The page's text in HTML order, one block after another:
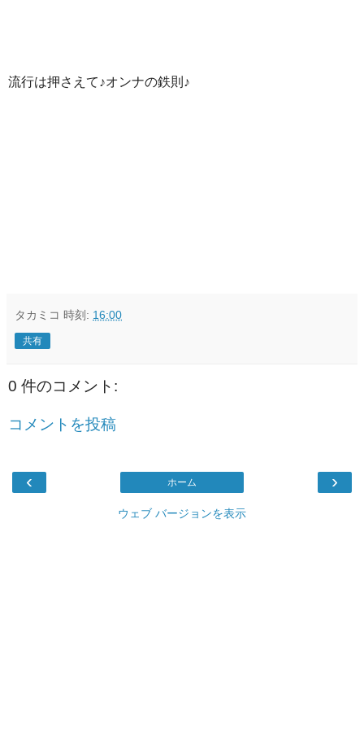
流行は押さえて♪オンナの鉄則♪
タカミコ 時刻: 16:00
共有
0 件のコメント:
コメントを投稿
‹ ›
ホーム
ウェブ バージョンを表示